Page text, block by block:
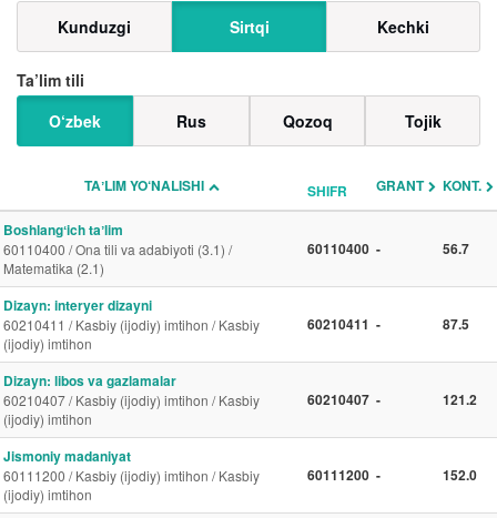
Kunduzgi
Sirtqi Kechki
Ta’lim tili
O‘zbek
Rus Qozoq Tojik
TAʼLIM YO‘NALISHI SHIFR GRANT KONT.
Boshlangʻich taʼlim
60110400 / Ona tili va adabiyoti (3.1) /
Matematika (2.1)
60110400 - 56.7
Dizayn: interyer dizayni
60210411 / Kasbiy (ijodiy) imtihon / Kasbiy
(ijodiy) imtihon
60210411 - 87.5
Dizayn: libos va gazlamalar
60210407 / Kasbiy (ijodiy) imtihon / Kasbiy
(ijodiy) imtihon
60210407 - 121.2
Jismoniy madaniyat
60111200 / Kasbiy (ijodiy) imtihon / Kasbiy
(ijodiy) imtihon
60111200 - 152.0